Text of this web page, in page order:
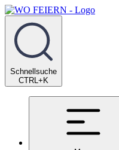
Schnellsuche
CTRL+K